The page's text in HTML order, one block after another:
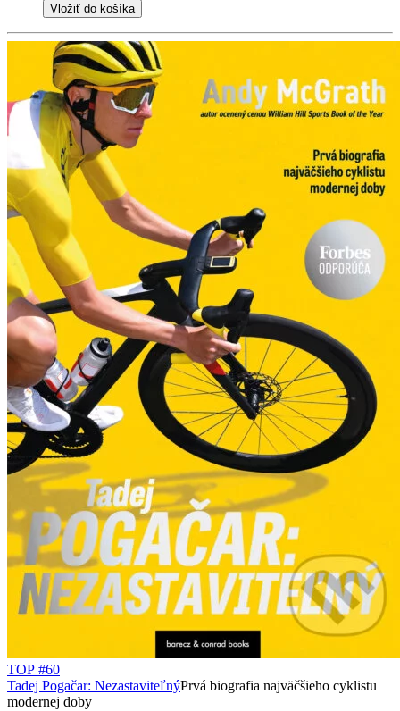
Vložiť do košíka
TOP #60
Tadej Pogačar: NezastaviteľnýPrvá biografia najväčšieho cyklistu
modernej doby